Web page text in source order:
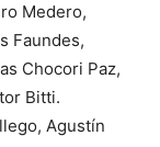
Medero,
Faundes,
Chocori Paz,
Bitti.
Agustín